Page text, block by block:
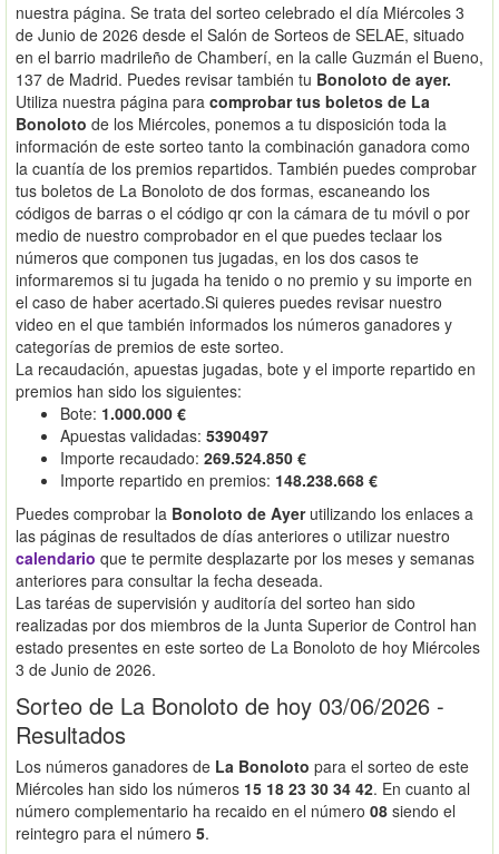
nuestra página. Se trata del sorteo celebrado el día Miércoles 3
de Junio de 2026 desde el Salón de Sorteos de SELAE, situado
en el barrio madrileño de Chamberí, en la calle Guzmán el Bueno,
137 de Madrid. Puedes revisar también tu Bonoloto de ayer.
Utiliza nuestra página para comprobar tus boletos de La
Bonoloto de los Miércoles, ponemos a tu disposición toda la
información de este sorteo tanto la combinación ganadora como
la cuantía de los premios repartidos. También puedes comprobar
tus boletos de La Bonoloto de dos formas, escaneando los
códigos de barras o el código qr con la cámara de tu móvil o por
medio de nuestro comprobador en el que puedes teclaar los
números que componen tus jugadas, en los dos casos te
informaremos si tu jugada ha tenido o no premio y su importe en
el caso de haber acertado.Si quieres puedes revisar nuestro
video en el que también informados los números ganadores y
categorías de premios de este sorteo.
La recaudación, apuestas jugadas, bote y el importe repartido en
premios han sido los siguientes:
Bote: 1.000.000 €
Apuestas validadas: 5390497
Importe recaudado: 269.524.850 €
Importe repartido en premios: 148.238.668 €
Puedes comprobar la Bonoloto de Ayerutilizando los enlaces a
las páginas de resultados de días anteriores o utilizar nuestro
calendario que te permite desplazarte por los meses y semanas
anteriores para consultar la fecha deseada.
Las taréas de supervisión y auditoría del sorteo han sido
realizadas por dos miembros de la Junta Superior de Control han
estado presentes en este sorteo de La Bonoloto de hoy Miércoles
3 de Junio de 2026.
Sorteo de La Bonoloto de hoy 03/06/2026 -
Resultados
Los números ganadores de La Bonoloto para el sorteo de este
Miércoles han sido los números 15 18 23 30 34 42. En cuanto al
número complementario ha recaido en el número 08 siendo el
reintegro para el número 5.